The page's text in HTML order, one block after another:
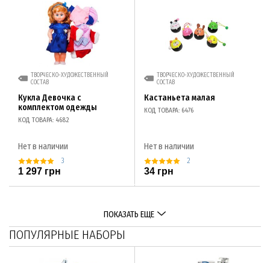
ТВОРЧЕСКО-ХУДОЖЕСТВЕННЫЙ
СОСТАВ
Кукла Девочка с
комплектом одежды
КОД ТОВАРА: 4682
Нет в наличии
3
1 297 грн
ТВОРЧЕСКО-ХУДОЖЕСТВЕННЫЙ
СОСТАВ
Кастаньета малая
КОД ТОВАРА: 6476
Нет в наличии
2
34 грн
ПОКАЗАТЬ ЕЩЕ
ПОПУЛЯРНЫЕ НАБОРЫ